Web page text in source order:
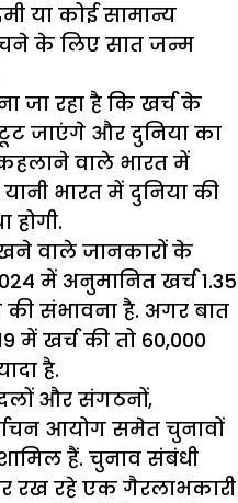
या कोई सामान्य
के लिए सात जन्म
जा रहा है कि खर्च के
जाएंगे और दुनिया का
वाले भारत में
भारत में दुनिया की
होगी.
वाले जानकारों के
में अनुमानित खर्च 1.35
संभावना है. अगर बात
में खर्च की तो 60,000
है.
और संगठनों,
आयोग समेत चुनावों
हैं. चुनाव संबंधी
रख रहे एक गैरलाभकारी